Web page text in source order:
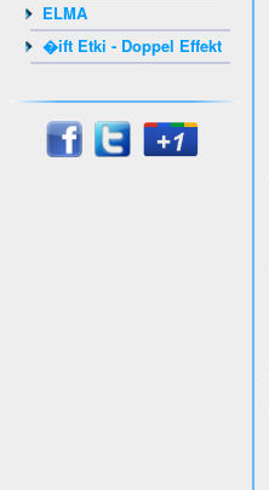
ELMA
�ift Etki - Doppel Effekt